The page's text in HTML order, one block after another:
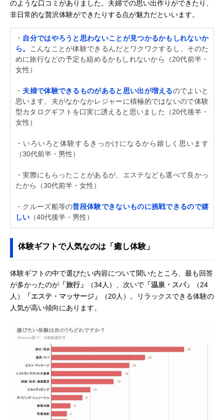
のような口コミがありました。夫婦での思い出作りができたり、
非日常的な贅沢体験ができたりする点が魅力だといいます。
・ 自分ではやろうと思わないことが見つかるかもしれないか
ら。
こんなことが体験できるんだとワクワクするし、そのた
めに旅行などの予定も組めるかもしれないから（20代前半・
女性）
・ 夫婦で体験できるものがあると思い出が増えるのでよいと
思います。夫がなかなかレジャーに積極的ではないので体験
型カタログギフトを口実に誘えると思いました（20代後半・
女性）
・いろいろと体験するきっかけになるから嬉しく思います
（30代前半・男性）
・実際にもらったことがあるが、エステなども選べて良かっ
たから（30代前半・女性）
・クルーズ船等の普段体験できないものに挑戦できるので嬉
しい （40代後半・男性）
体験ギフトで人気なのは「癒し体験」
体験ギフトの中で選びたい内容について聞いたところ、最も回答
が多かったのが 「旅行」 （34人）、次いで 「温泉・スパ」
（24
人）
「エステ・マッサージ」
（20人）。リラックスできる体験の
人気が高い傾向にあります。